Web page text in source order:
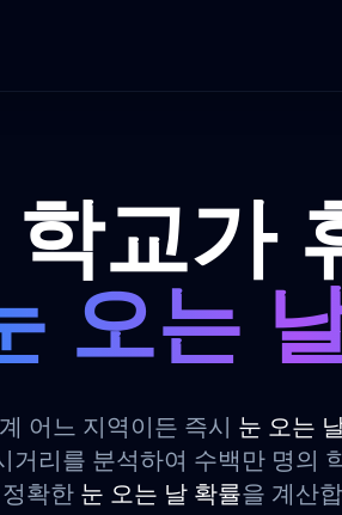
교가
오는
어느 지역이든 즉시 눈 오는
거리를 분석하여 수백만 명의
확한 눈 오는 날 확률을 계산